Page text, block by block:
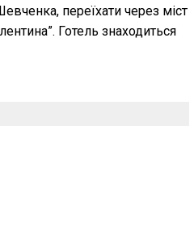
переїхати через міст
Готель знаходиться